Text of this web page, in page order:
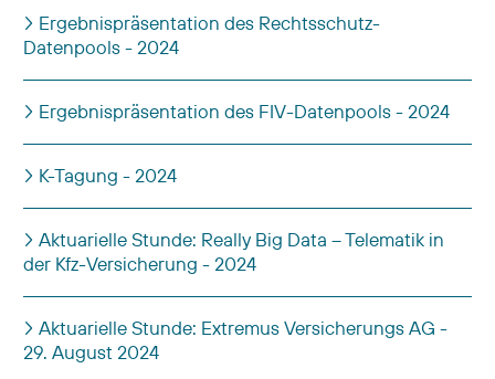
Ergebnispräsentation des Rechtsschutz-
Datenpools - 2024
Ergebnispräsentation des FIV-Datenpools - 2024
K-Tagung - 2024
Aktuarielle Stunde: Really Big Data – Telematik in
der Kfz-Versicherung - 2024
Aktuarielle Stunde: Extremus Versicherungs AG -
29. August 2024